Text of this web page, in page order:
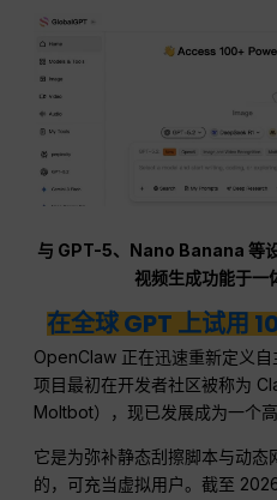
与 GPT-5、Nano Banana 等
视频生成功能于一
在全球 GPT 上试用
OpenClaw 正在迅速重新定义
项目最初在开发者社区被称为
Moltbot），现已发展成为一个
它是为弥补静态刮擦脚本与动态
的，可充当虚拟用户。截至